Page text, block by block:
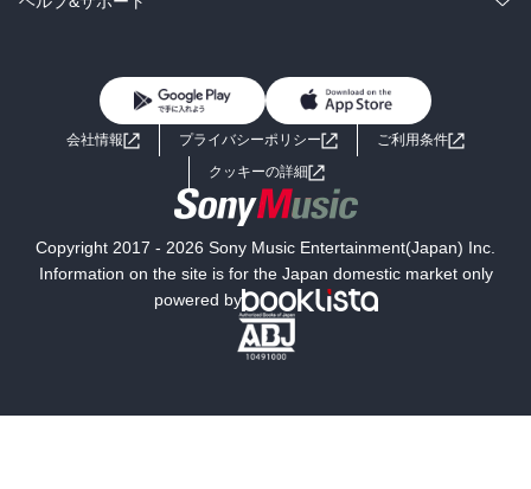
ライトノベル 男子向けラノベ
小説
海外小説
ミステリー SF
文学
よくあるご質問 お問い合わせ
会社情報 プライバシーポリシー
ご利用条件
クッキーの詳細
Copyright 2017 - 2026 Sony Music Entertainment(Japan) Inc.
Information on the site is for the Japan domestic market only
powered by